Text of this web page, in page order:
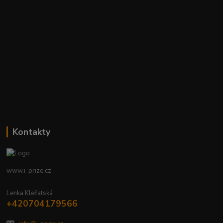
Kontakty
www.i-prize.cz
Lenka Klečatská
+420704179566